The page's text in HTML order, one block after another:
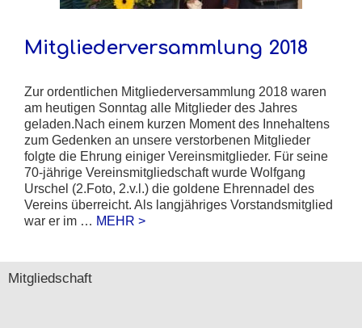
Mitgliederversammlung 2018
Zur ordentlichen Mitgliederversammlung 2018 waren
am heutigen Sonntag alle Mitglieder des Jahres
geladen.Nach einem kurzen Moment des Innehaltens
zum Gedenken an unsere verstorbenen Mitglieder
folgte die Ehrung einiger Vereinsmitglieder. Für seine
70-jährige Vereinsmitgliedschaft wurde Wolfgang
Urschel (2.Foto, 2.v.l.) die goldene Ehrennadel des
Vereins überreicht. Als langjähriges Vorstandsmitglied
war er im … MEHR >
Mitgliedschaft